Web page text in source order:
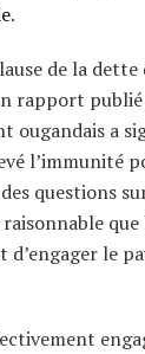
.
de la dette
rapport
ougandais a
l’immunité
questions
que
le